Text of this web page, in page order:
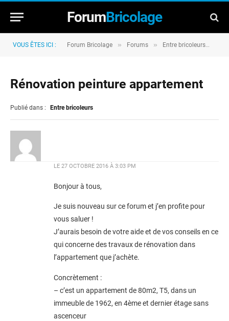
ForumBricolage
VOUS ÊTES ICI : Forum Bricolage » Forums » Entre bricoleurs
Rénovation peinture appartement
Publié dans : Entre bricoleurs
LE 27 OCTOBRE 2016 À 3:03 PM
Bonjour à tous,
Je suis nouveau sur ce forum et j’en profite pour
vous saluer !
J’aurais besoin de votre aide et de vos conseils en ce
qui concerne des travaux de rénovation dans
l’appartement que j’achète.
Concrètement :
– c’est un appartement de 80m2, T5, dans un
immeuble de 1962, en 4ème et dernier étage sans
ascenceur